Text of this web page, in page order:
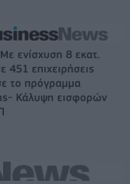
ενίσχυση 8 εκατ.
451 επιχειρήσεις
το πρόγραμμα
Κάλυψη εισφορών